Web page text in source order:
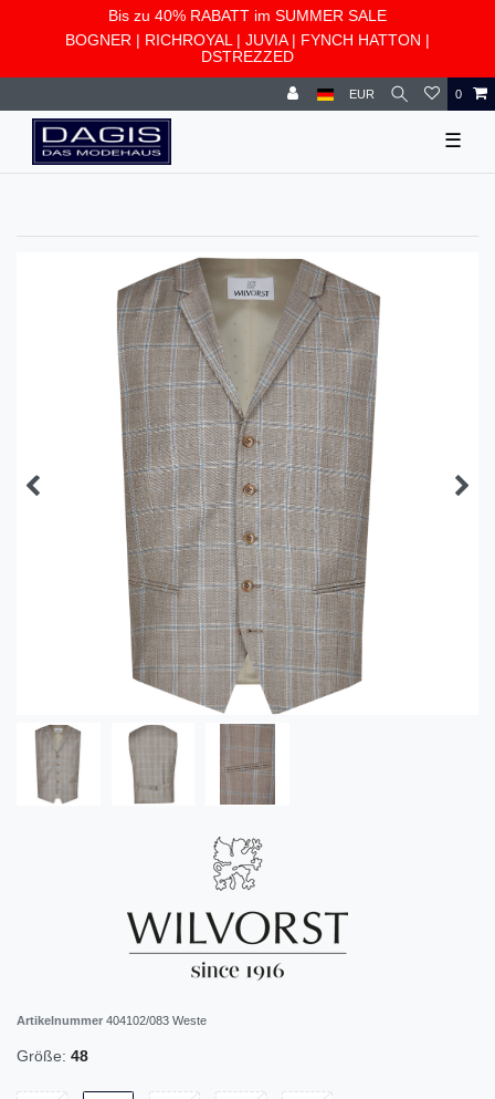
Bis zu 40% RABATT im SUMMER SALE
BOGNER | RICHROYAL | JUVIA| FYNCH HATTON |
DSTREZZED
EUR 0
☰
Artikelnummer 404102/083 Weste
Größe: 48